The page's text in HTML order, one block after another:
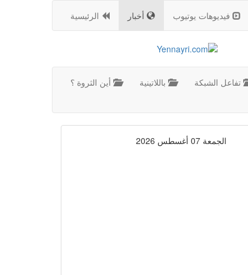
الرئيسية أخبار فيديوهات يوتيوب
أين الثروة ؟
باللاتينية تفاعل الشبكة
الجمعة 07 أغسطس 2026